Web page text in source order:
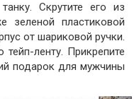
Скрутите его из
зеленой пластиковой
от шариковой ручки.
ленту. Прикрепите
подарок для мужчины